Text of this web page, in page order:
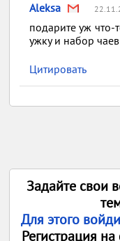
Aleksa
подарите уж что-
ужку и набор чаев
Цитировать
Задайте свои
Для этого
Регистрация